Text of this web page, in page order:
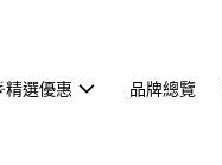
精選優惠 品牌總覽